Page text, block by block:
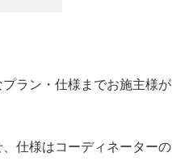
ラン・仕様までお施主様が
仕様はコーディネーターの